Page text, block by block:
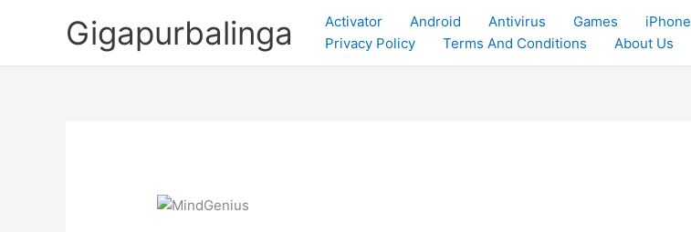
Gigapurbalinga Activator Android Antivirus Games iPhone
Privacy Policy
Terms And Conditions About Us